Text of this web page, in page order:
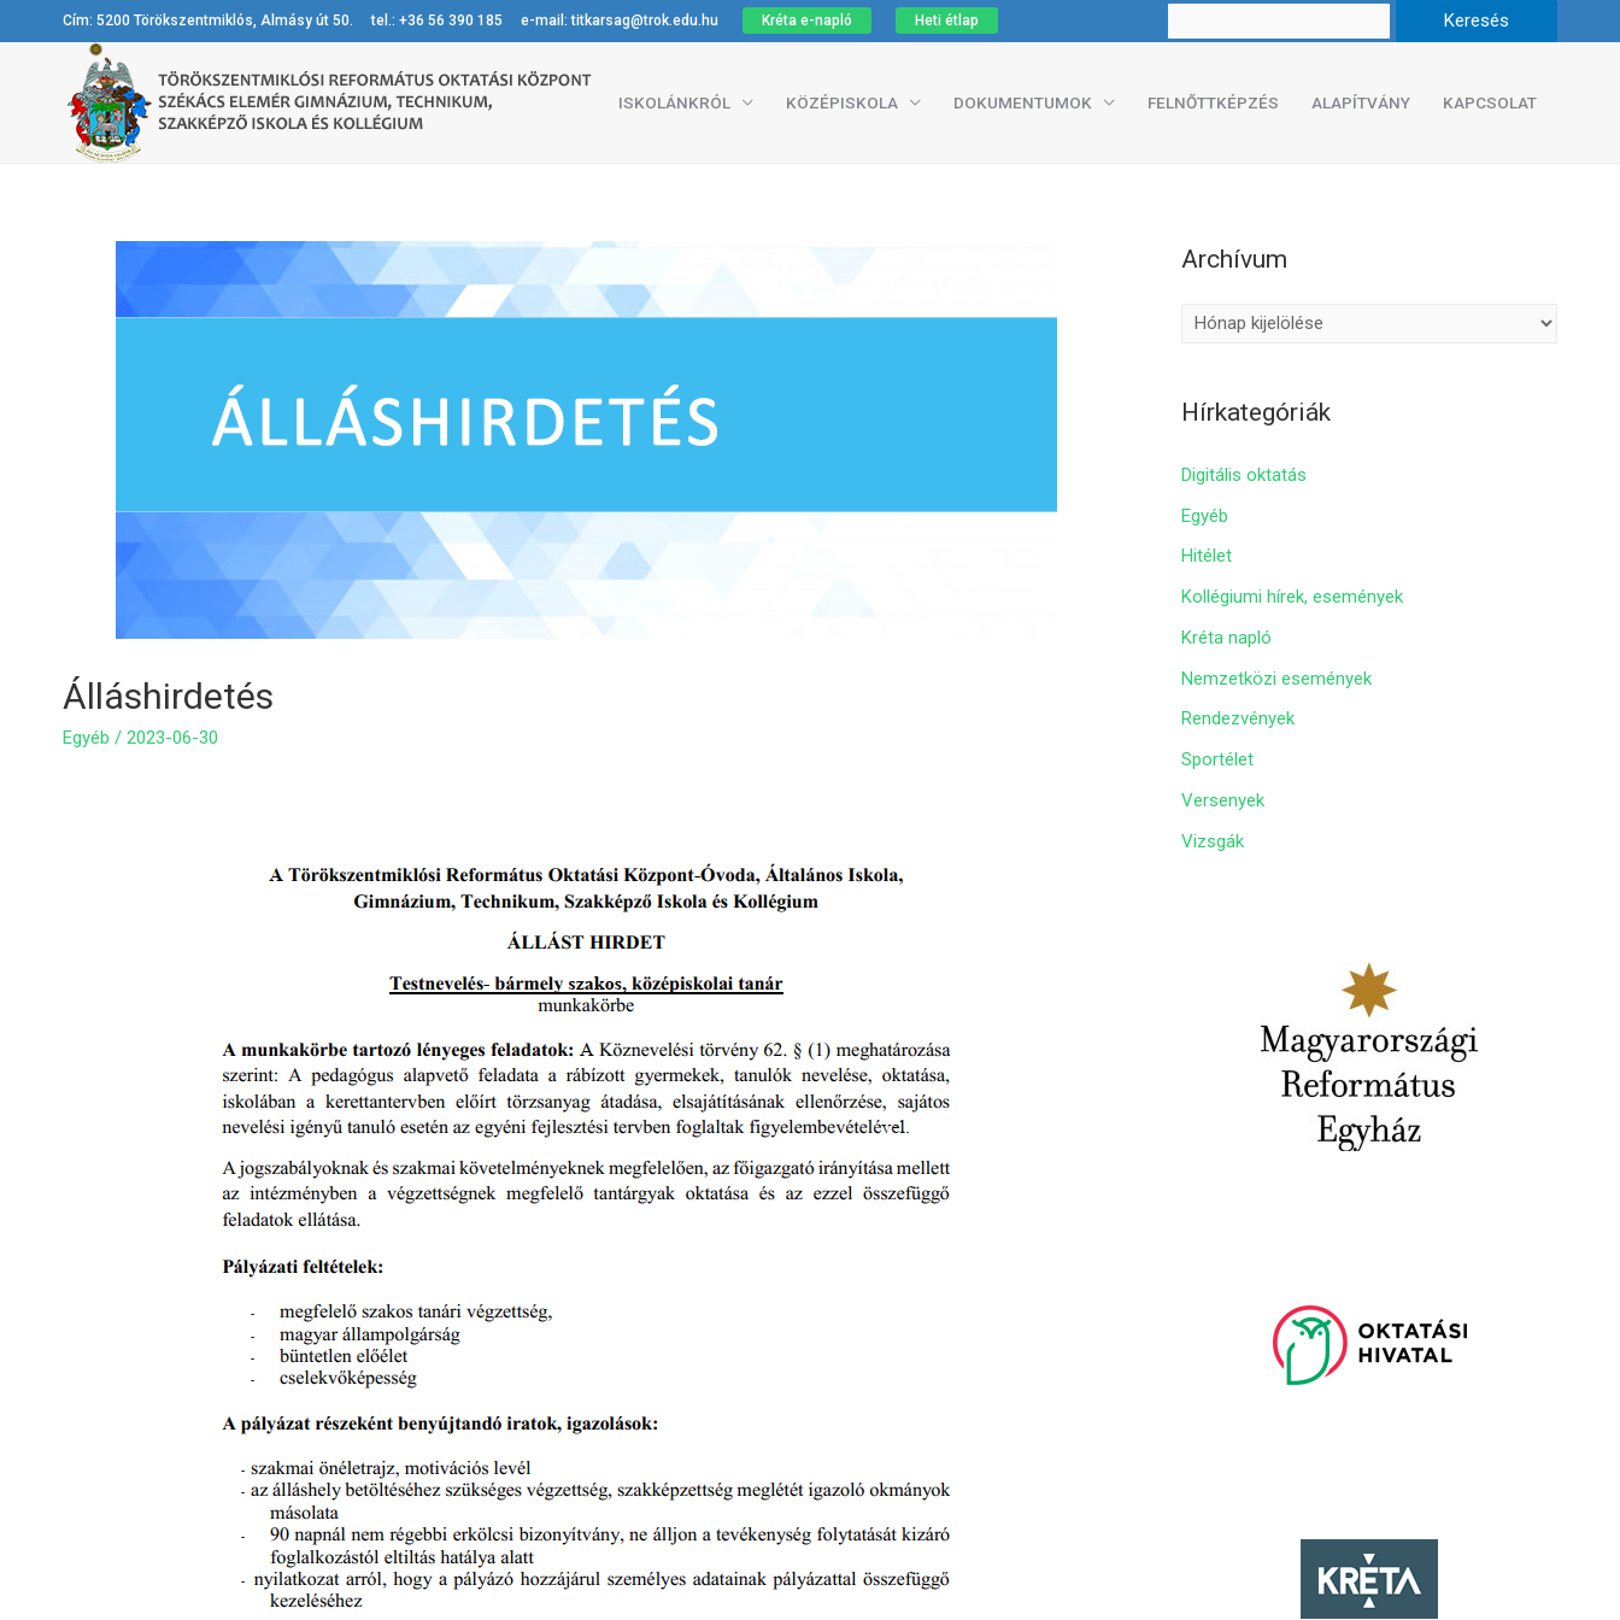
Kréta e-napló
Cím: 5200 Törökszentmiklós, Almásy út 50. tel.: +36 56 390 185 e-mail: titkarsag@trok.edu.hu Heti étlap
ISKOLÁNKRÓL KÖZÉPISKOLA DOKUMENTUMOK FELNŐTTKÉPZÉS ALAPÍTVÁNY KAPCSOLAT
Álláshirdetés
Egyéb / 2023-06-30
Archívum
í
Hírkategóriák
Digitális oktatás
Egyéb
Hitélet
Kollégiumi hírek, események
Kréta napló
Nemzetközi események
Rendezvények
Sportélet
Versenyek
Vizsgák